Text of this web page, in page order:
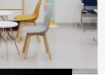
THIẾT KẾ
Tâm Tiêm